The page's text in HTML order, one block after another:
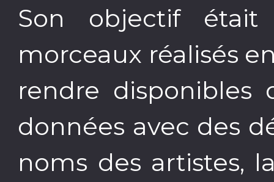
Son objectif
morceaux réalisés
rendre disponibles
données avec des
noms des artistes,